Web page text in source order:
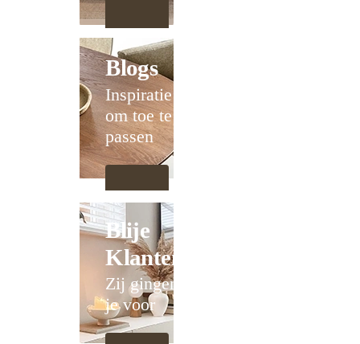
Blogs
Inspiratie
om toe te
passen
Blije
Klanten
Zij gingen
je voor